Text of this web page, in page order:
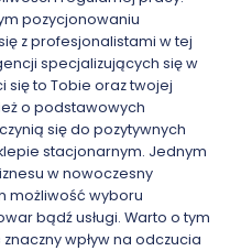
pozycjonowaniu
z profesjonalistami w tej
specjalizujących się w
się to Tobie oraz twojej
o podstawowych
się do pozytywnych
stacjonarnym. Jednym
w nowoczesny
możliwość wyboru
bądź usługi. Warto o tym
wpływ na odczucia